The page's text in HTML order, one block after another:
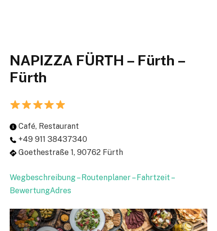
NAPIZZA FÜRTH – Fürth –
Fürth
Café, Restaurant
+49 911 38437340
Goethestraße 1, 90762 Fürth
Wegbeschreibung – Routenplaner – Fahrtzeit –
BewertungAdres